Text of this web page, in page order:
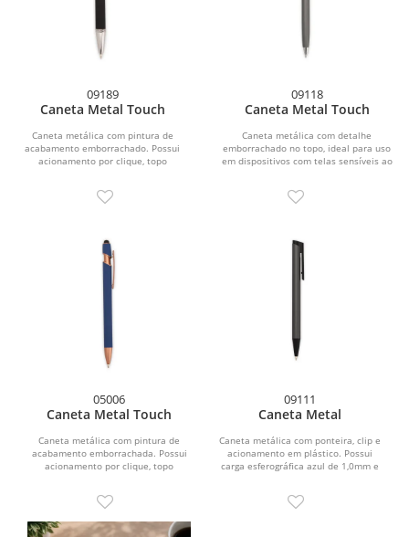
09189
Caneta Metal Touch
Caneta metálica com pintura de
acabamento emborrachado. Possui
acionamento por clique, topo
09118
Caneta Metal Touch
Caneta metálica com detalhe
emborrachado no topo, ideal para uso
em dispositivos com telas sensíveis ao
05006
Caneta Metal Touch
Caneta metálica com pintura de
acabamento emborrachada. Possui
acionamento por clique, topo
09111
Caneta Metal
Caneta metálica com ponteira, clip e
acionamento em plástico. Possui
carga esferográfica azul de 1,0mm e